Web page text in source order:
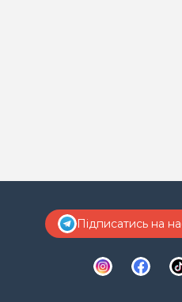
Підписатись на